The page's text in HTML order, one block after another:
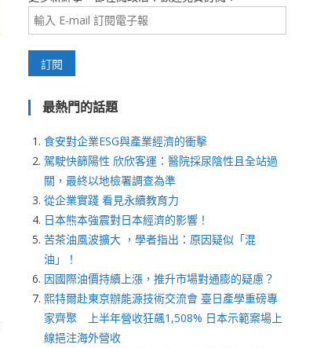
最熱門的話題
食安對企業ESG與產業經濟的衝擊
駕駛快篩陽性 欣欣客運：醫院採尿陰性且全站過
關，最終以地檢署調查為準
從企業實踐 看見永續教育力
日本熊本強震對日本經濟的影響！
苦茶油風波擴大 ，學者指出：原因疑似「混
油」！
因國際油價持續上漲，推升市場對通膨的疑慮？
熙特爾赴東京辦能源技術交流會 臺日產學重磅專
家齊聚 上半年營收狂飆1,508% 日本示範案場上
線挹注海外營收